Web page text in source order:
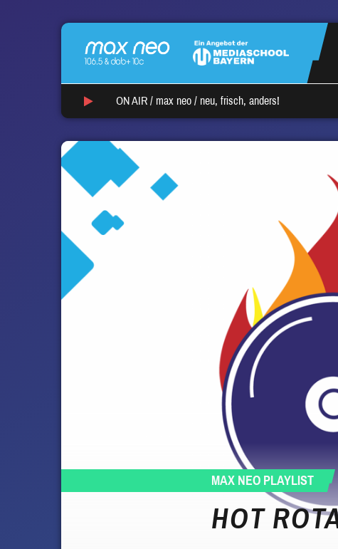
ON AIR / max neo / neu, frisch, anders!
MAX NEO PLAYLIST
HOT